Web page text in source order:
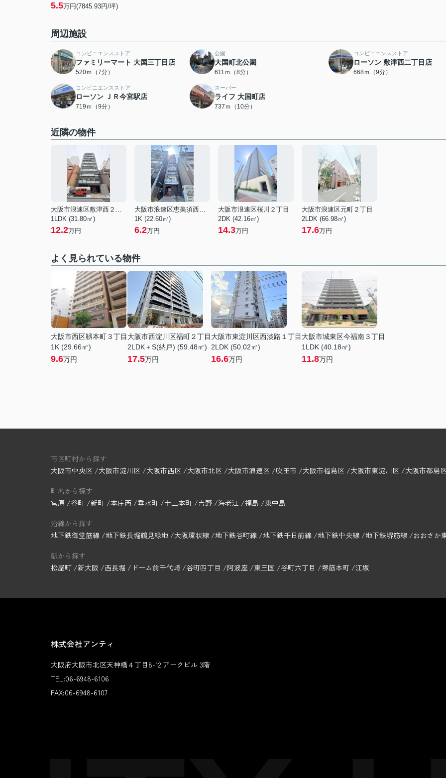
5.5万円(7845.93円/坪)
周辺施設
コンビニエンスストア
ファミリーマート 大国三丁目店
520ｍ（7分）
公園
大国町北公園
611ｍ（8分）
コンビニエンスストア
ローソン 敷津西二丁目店
668ｍ（9分）
コンビニエンスストア
ローソン ＪＲ今宮駅店
719ｍ（9分）
スーパー
ライフ 大国町店
737ｍ（10分）
近隣の物件
大阪市浪速区敷津西２丁目
1LDK (31.80㎡)
12.2万円
大阪市浪速区恵美須西３丁目
1K (22.60㎡)
6.2万円
大阪市浪速区桜川２丁目
2DK (42.16㎡)
14.3万円
大阪市浪速区元町２丁目
2LDK (66.98㎡)
17.6万円
よく見られている物件
大阪市西区靱本町３丁目
1K (29.66㎡)
9.6万円
大阪市西淀川区福町２丁目
2LDK＋S(納戸) (59.48㎡)
17.5万円
大阪市東淀川区西淡路１丁目
2LDK (50.02㎡)
16.6万円
大阪市城東区今福南３丁目
1LDK (40.18㎡)
11.8万円
市区町村から探す
大阪市中央区
大阪市淀川区 大阪市西区 大阪市北区 大阪市浪速区 吹田市 大阪市福島区 大阪市東淀川区 大阪市都島
町名から探す
宮原
谷町 新町 本庄西 垂水町 十三本町 吉野 海老江 福島 東中島
沿線から探す
地下鉄御堂筋線 地下鉄長堀鶴見緑地 大阪環状線 地下鉄谷町線 地下鉄千日前線 地下鉄中央線 地下鉄堺筋線 おおさか
駅から探す
松屋町 新大阪 西長堀 ドーム前千代崎 谷町四丁目 阿波座 東三国 谷町六丁目 堺筋本町 江坂
株式会社アンティ
大阪府大阪市北区天神橋４丁目8-12 アークビル 3階
TEL:06-6948-6106
FAX:06-6948-6107